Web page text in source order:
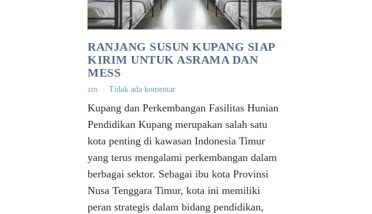
RANJANG SUSUN KUPANG SIAP
KIRIM UNTUK ASRAMA DAN
MESS
zm Tidak ada komentar
Kupang dan Perkembangan Fasilitas Hunian
Pendidikan Kupang merupakan salah satu
kota penting di kawasan Indonesia Timur
yang terus mengalami perkembangan dalam
berbagai sektor. Sebagai ibu kota Provinsi
Nusa Tenggara Timur, kota ini memiliki
peran strategis dalam bidang pendidikan,